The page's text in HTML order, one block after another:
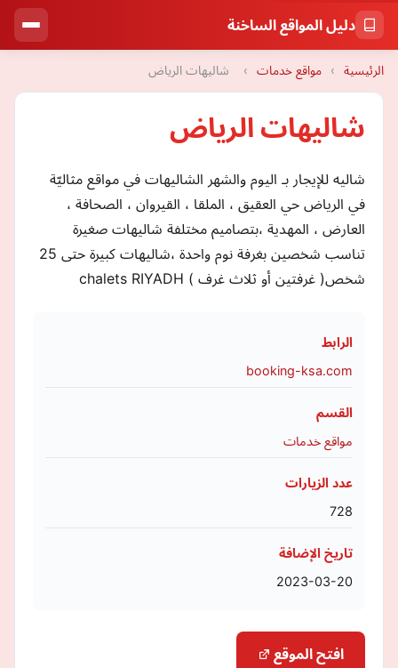
دليل المواقع الساخنة
الرئيسية › مواقع خدمات › شاليهات الرياض
شاليهات الرياض
شاليه للإيجار بـ اليوم والشهر الشاليهات في مواقع مثاليّة
في الرياض حي العقيق ، الملقا ، القيروان ، الصحافة ،
العارض ، المهدية ،بتصاميم مختلفة شاليهات صغيرة
تناسب شخصين بغرفة نوم واحدة ،شاليهات كبيرة حتى 25
شخص( غرفتين أو ثلاث غرف ) chalets RIYADH
الرابط
booking-ksa.com
القسم
مواقع خدمات
عدد الزيارات
728
تاريخ الإضافة
2023-03-20
افتح الموقع